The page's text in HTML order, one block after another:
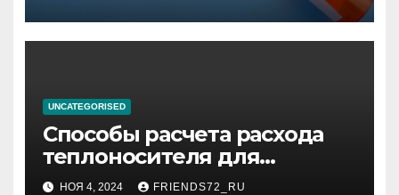
UNCATEGORISED
Способы расчета расхода
теплоносителя для
системы отопления
НОЯ 4, 2024 FRIENDS72_RU